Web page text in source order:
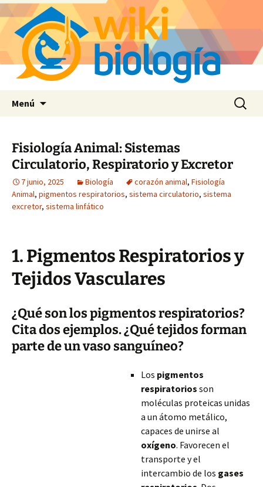
Menú Buscar:
Fisiología Animal: Sistemas
Circulatorio, Respiratorio y Excretor
7 junio, 2025 Biología corazón animal, Fisiología
Animal, pigmentos respiratorios, sistema circulatorio, sistema
excretor, sistema linfático
1. Pigmentos Respiratorios y
Tejidos Vasculares
¿Qué son los pigmentos respiratorios?
Cita dos ejemplos. ¿Qué tejidos forman
parte de un vaso sanguíneo?
Los pigmentos
respiratorios son
moléculas proteicas unidas
a un átomo metálico,
capaces de unirse al
oxígeno. Favorecen el
transporte y el
intercambio de los gases